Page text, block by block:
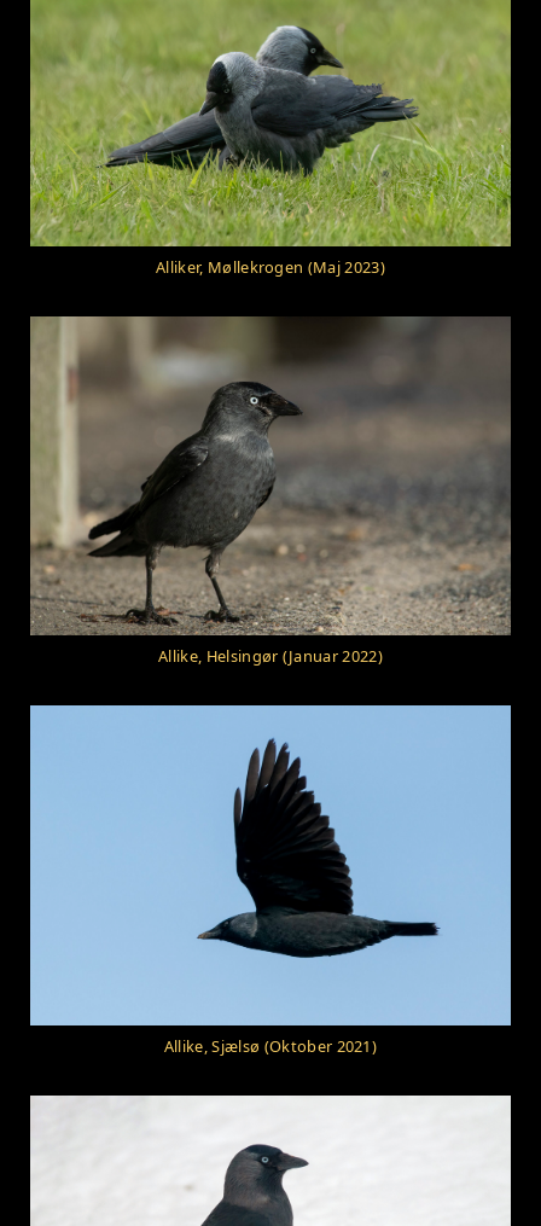
Alliker, Møllekrogen (Maj 2023)
Allike, Helsingør (Januar 2022)
Allike, Sjælsø (Oktober 2021)